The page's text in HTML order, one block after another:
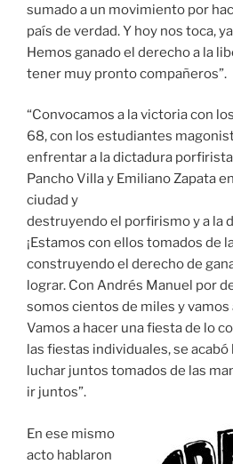
sumado a un movimiento por
país de verdad. Y hoy nos toca,
Hemos ganado el derecho a la
tener muy pronto compañeros”.
“Convocamos a la victoria con
68, con los estudiantes
enfrentar a la dictadura
Pancho Villa y Emiliano Zapata
ciudad y
destruyendo el porfirismo y a la
¡Estamos con ellos tomados de
construyendo el derecho de
lograr. Con Andrés Manuel por
somos cientos de miles y vamos
Vamos a hacer una fiesta de lo
las fiestas individuales, se acabó
luchar juntos tomados de las
ir juntos”.
En ese mismo
acto hablaron